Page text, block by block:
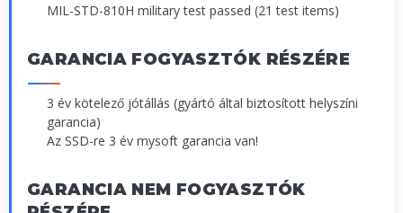
MIL-STD-810H military test passed (21 test items)
GARANCIA FOGYASZTÓK RÉSZÉRE
3 év kötelező jótállás (gyártó által biztosított helyszíni
garancia)
Az SSD-re 3 év mysoft garancia van!
GARANCIA NEM FOGYASZTÓK